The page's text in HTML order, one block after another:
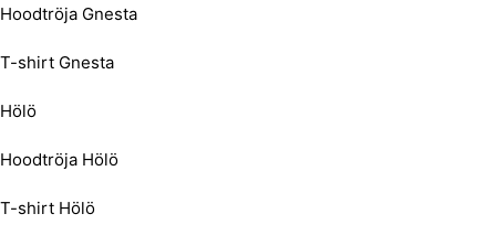
Hoodtröja Gnesta
T-shirt Gnesta
Hölö
Hoodtröja Hölö
T-shirt Hölö